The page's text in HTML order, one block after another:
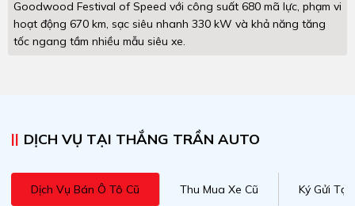
Goodwood Festival of Speed với công suất 680 mã lực, phạm vi
hoạt động 670 km, sạc siêu nhanh 330 kW và khả năng tăng
tốc ngang tầm nhiều mẫu siêu xe.
DỊCH VỤ TẠI THẮNG TRẦN AUTO
Dịch Vụ Bán Ô Tô Cũ Thu Mua Xe Cũ Ký Gửi